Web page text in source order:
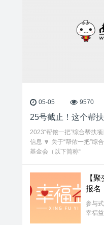
05-05 9570
25号截止！这个帮
2023“帮侬一把”综合帮扶
信息 🔽 关于“帮侬一把”综
基金会（以下简称“
【
报名
参与
幸福